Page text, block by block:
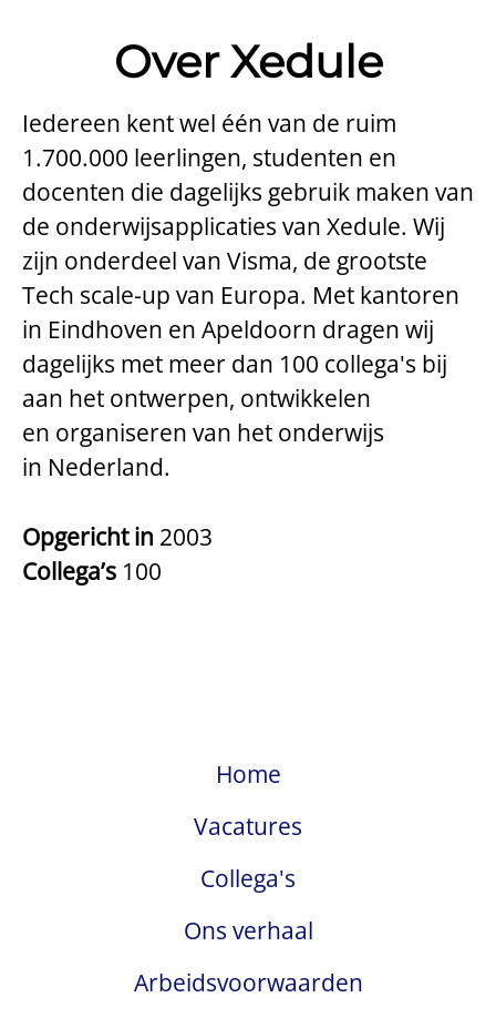
Over Xedule
Iedereen kent wel één van de ruim
1.700.000 leerlingen, studenten en
docenten die dagelijks gebruik maken van
de onderwijsapplicaties van Xedule. Wij
zijn onderdeel van Visma, de grootste
Tech scale-up van Europa. Met kantoren
in Eindhoven en Apeldoorn dragen wij
dagelijks met meer dan 100 collega's bij
aan het ontwerpen, ontwikkelen
en organiseren van het onderwijs
in Nederland.
Opgericht in 2003
Collega’s 100
Home
Vacatures
Collega's
Ons verhaal
Arbeidsvoorwaarden